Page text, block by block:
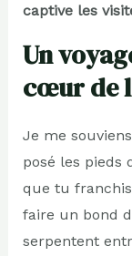
captive les
Un
cœur de
Je me
posé les pieds
que tu
faire un bond
serpentent